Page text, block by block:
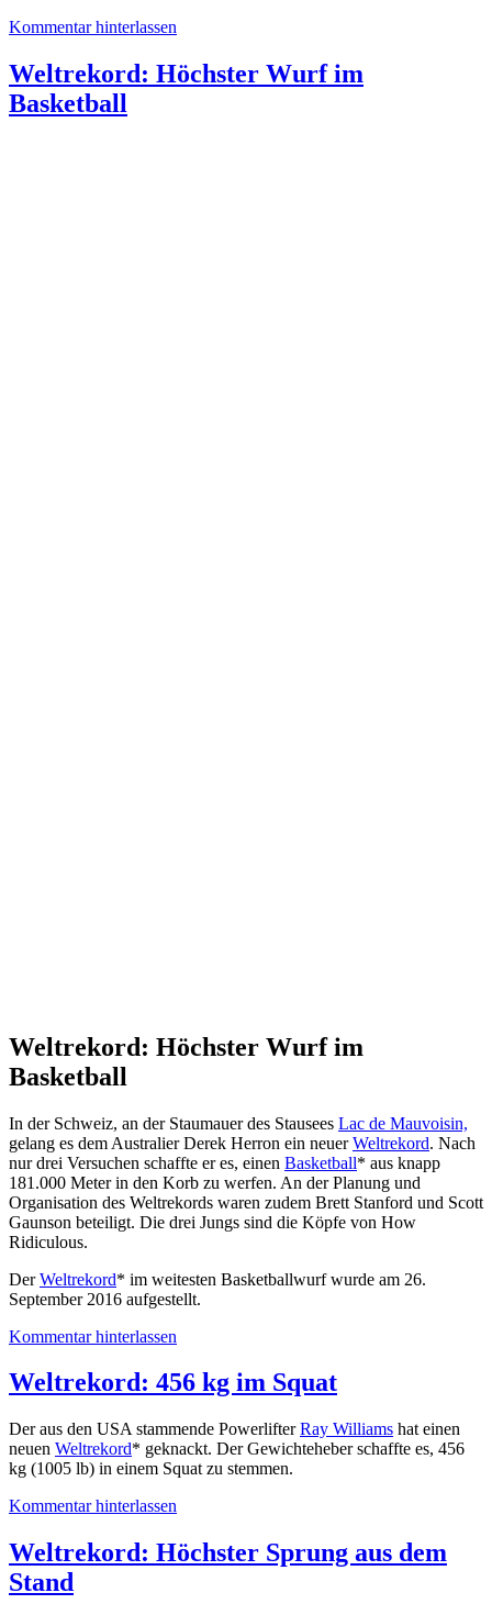
Kommentar hinterlassen
Weltrekord: Höchster Wurf im
Basketball
Weltrekord: Höchster Wurf im
Basketball
In der Schweiz, an der Staumauer des Stausees Lac de Mauvoisin,
gelang es dem Australier Derek Herron ein neuerWeltrekord. Nach
nur drei Versuchen schaffte er es, einen Basketball* aus knapp
181.000 Meter in den Korb zu werfen. An der Planung und
Organisation des Weltrekords waren zudem Brett Stanford und Scott
Gaunson beteiligt. Die drei Jungs sind die Köpfe von How
Ridiculous.
DerWeltrekord* im weitesten Basketballwurf wurde am 26.
September 2016 aufgestellt.
Kommentar hinterlassen
Weltrekord: 456 kg im Squat
Der aus den USA stammende PowerlifterRay Williams hat einen
neuen Weltrekord* geknackt. Der Gewichteheber schaffte es, 456
kg (1005 lb) in einem Squat zu stemmen.
Kommentar hinterlassen
Weltrekord: Höchster Sprung aus dem
Stand